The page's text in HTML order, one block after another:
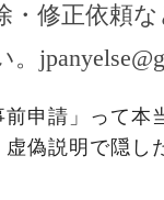
・修正依頼
。
前申請」って
虚偽説明で隠し